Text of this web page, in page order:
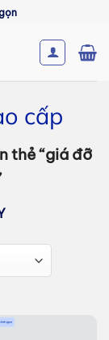
cấp
thẻ “giá đỡ